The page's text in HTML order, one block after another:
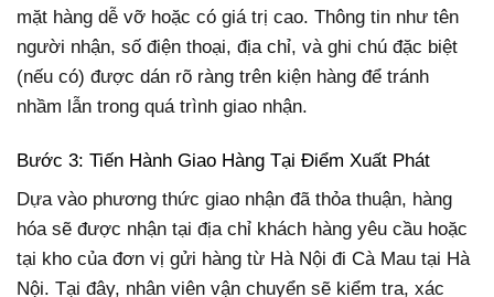
mặt hàng dễ vỡ hoặc có giá trị cao. Thông tin như tên
người nhận, số điện thoại, địa chỉ, và ghi chú đặc biệt
(nếu có) được dán rõ ràng trên kiện hàng để tránh
nhầm lẫn trong quá trình giao nhận.
Bước 3: Tiến Hành Giao Hàng Tại Điểm Xuất Phát
Dựa vào phương thức giao nhận đã thỏa thuận, hàng
hóa sẽ được nhận tại địa chỉ khách hàng yêu cầu hoặc
tại kho của đơn vị gửi hàng từ Hà Nội đi Cà Mau tại Hà
Nội. Tại đây, nhân viên vận chuyển sẽ kiểm tra, xác